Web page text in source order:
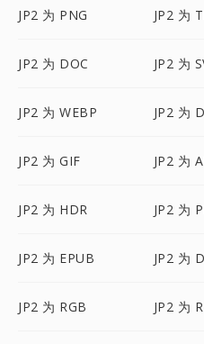
JP2 为 PNG JP2 为
JP2 为 DOC JP2 为
JP2 为 WEBP JP2 为
JP2 为 GIF JP2 为
JP2 为 HDR JP2 为
JP2 为 EPUB JP2 为
JP2 为 RGB JP2 为